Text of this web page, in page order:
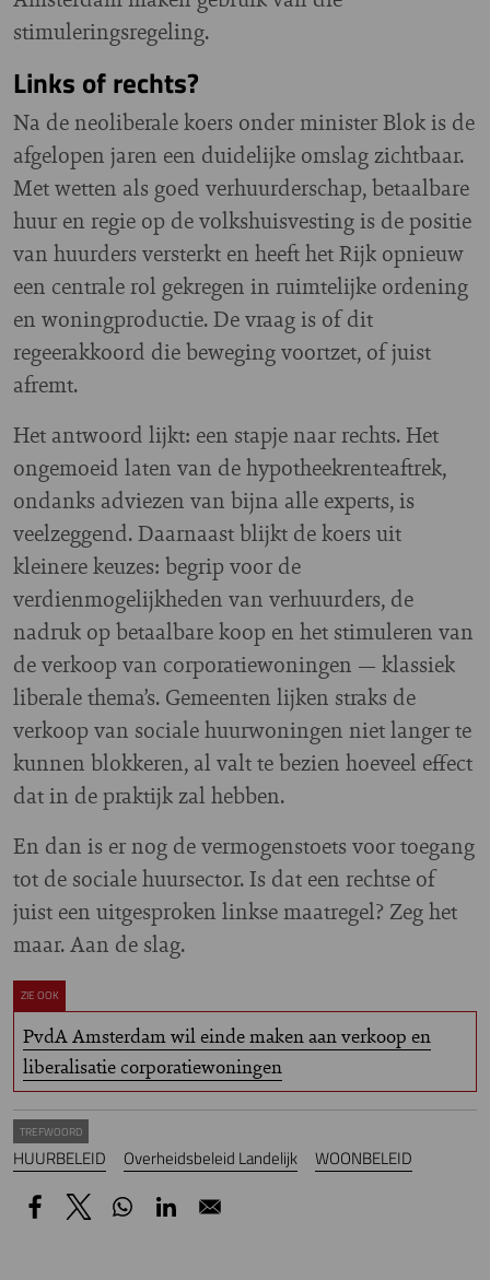
stimuleringsregeling.
Links of rechts?
Na de neoliberale koers onder minister Blok is de
afgelopen jaren een duidelijke omslag zichtbaar.
Met wetten als goed verhuurderschap, betaalbare
huur en regie op de volkshuisvesting is de positie
van huurders versterkt en heeft het Rijk opnieuw
een centrale rol gekregen in ruimtelijke ordening
en woningproductie. De vraag is of dit
regeerakkoord die beweging voortzet, of juist
afremt.
Het antwoord lijkt: een stapje naar rechts. Het
ongemoeid laten van de hypotheekrenteaftrek,
ondanks adviezen van bijna alle experts, is
veelzeggend. Daarnaast blijkt de koers uit
kleinere keuzes: begrip voor de
verdienmogelijkheden van verhuurders, de
nadruk op betaalbare koop en het stimuleren van
de verkoop van corporatiewoningen — klassiek
liberale thema’s. Gemeenten lijken straks de
verkoop van sociale huurwoningen niet langer te
kunnen blokkeren, al valt te bezien hoeveel effect
dat in de praktijk zal hebben.
En dan is er nog de vermogenstoets voor toegang
tot de sociale huursector. Is dat een rechtse of
juist een uitgesproken linkse maatregel? Zeg het
maar. Aan de slag.
ZIE OOK
PvdA Amsterdam wil einde maken aan verkoop en
liberalisatie corporatiewoningen
TREFWOORD
HUURBELEID Overheidsbeleid Landelijk WOONBELEID